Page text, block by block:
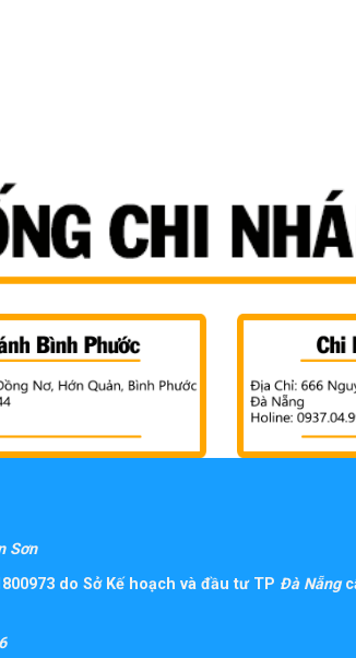
Sơn
do Sở Kế hoạch và đầu tư TP Đà Nẵng